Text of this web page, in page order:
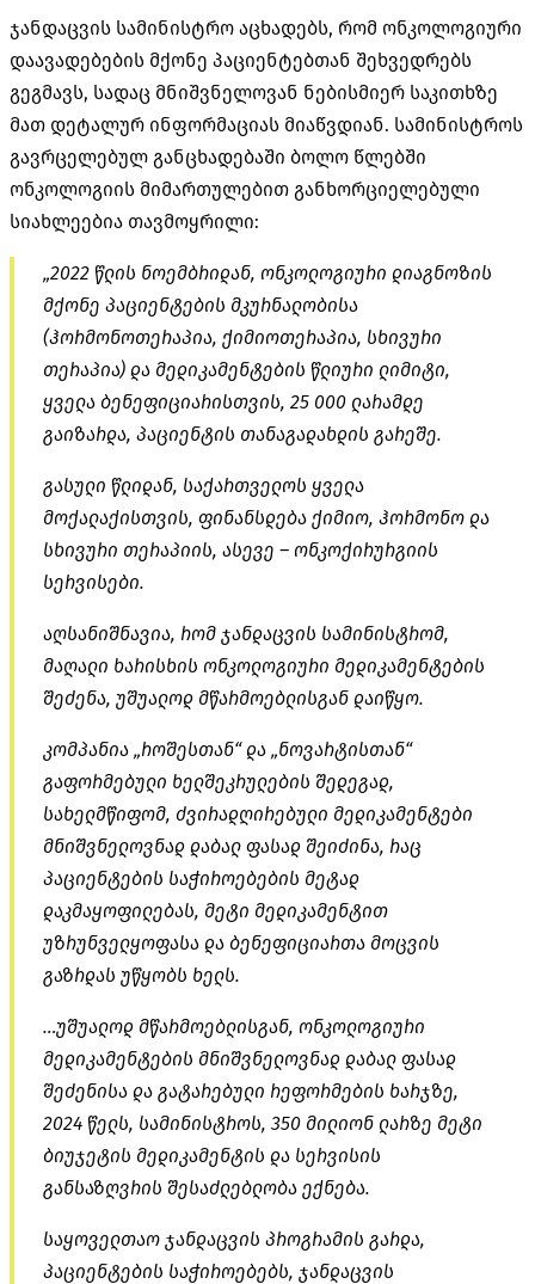
ჯანდაცვის სამინისტრო აცხადებს, რომ ონკოლოგიური
დაავადებების მქონე პაციენტებთან შეხვედრებს
გეგმავს, სადაც მნიშვნელოვან ნებისმიერ საკითხზე
მათ დეტალურ ინფორმაციას მიაწვდიან. სამინისტროს
გავრცელებულ განცხადებაში ბოლო წლებში
ონკოლოგიის მიმართულებით განხორციელებული
სიახლეებია თავმოყრილი:
„2022 წლის ნოემბრიდან, ონკოლოგიური დიაგნოზის
მქონე პაციენტების მკურნალობისა
(ჰორმონოთერაპია, ქიმიოთერაპია, სხივური
თერაპია) და მედიკამენტების წლიური ლიმიტი,
ყველა ბენეფიციარისთვის, 25 000 ლარამდე
გაიზარდა, პაციენტის თანაგადახდის გარეშე.
გასული წლიდან, საქართველოს ყველა
მოქალაქისთვის, ფინანსდება ქიმიო, ჰორმონო და
სხივური თერაპიის, ასევე – ონკოქირურგიის
სერვისები.
აღსანიშნავია, რომ ჯანდაცვის სამინისტრომ,
მაღალი ხარისხის ონკოლოგიური მედიკამენტების
შეძენა, უშუალოდ მწარმოებლისგან დაიწყო.
კომპანია „როშესთან“ და „ნოვარტისთან“
გაფორმებული ხელშეკრულების შედეგად,
სახელმწიფომ, ძვირადღირებული მედიკამენტები
მნიშვნელოვნად დაბალ ფასად შეიძინა, რაც
პაციენტების საჭიროებების მეტად
დაკმაყოფილებას, მეტი მედიკამენტით
უზრუნველყოფასა და ბენეფიციართა მოცვის
გაზრდას უწყობს ხელს.
…უშუალოდ მწარმოებლისგან, ონკოლოგიური
მედიკამენტების მნიშვნელოვნად დაბალ ფასად
შეძენისა და გატარებული რეფორმების ხარჯზე,
2024 წელს, სამინისტროს, 350 მილიონ ლარზე მეტი
ბიუჯეტის მედიკამენტის და სერვისის
განსაზღვრის შესაძლებლობა ექნება.
საყოველთაო ჯანდაცვის პროგრამის გარდა,
პაციენტების საჭიროებებს, ჯანდაცვის